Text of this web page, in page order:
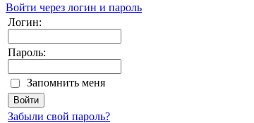
Войти через логин и пароль
Логин:
Пароль:
Запомнить меня
Забыли свой пароль?